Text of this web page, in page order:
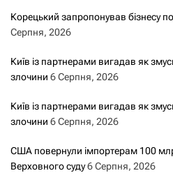
а
и
с
м
Корецький запропонував бізнесу
Серпня, 2026
Київ із партнерами вигадав як
злочини 6 Серпня, 2026
Київ із партнерами вигадав як
злочини 6 Серпня, 2026
США повернули імпортерам 100
Верховного суду6 Серпня, 2026